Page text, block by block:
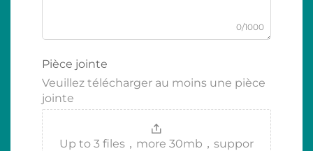
0/1000
Pièce jointe
Veuillez télécharger au moins une pièce
jointe
Up to 3 files，more 30mb，suppor